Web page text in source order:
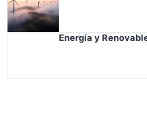
Energía y